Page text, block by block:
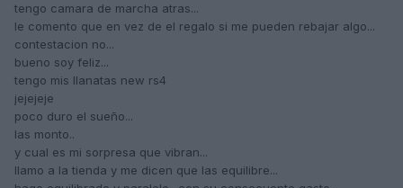
tengo camara de marcha atras...
le comento que en vez de el regalo si me pueden rebajar algo...
contestacion no...
bueno soy feliz...
tengo mis llanatas new rs4
jejejeje
poco duro el sueño...
las monto..
y cual es mi sorpresa que vibran...
llamo a la tienda y me dicen que las equilibre...